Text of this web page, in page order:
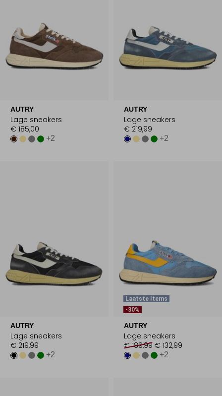
AUTRY
Lage sneakers
€ 185,00
+2
AUTRY
Lage sneakers
€ 219,99
+2
AUTRY
Lage sneakers
€ 219,99
+2
Laatste Items
-30%
AUTRY
Lage sneakers
€ 189,99 € 132,99
+2